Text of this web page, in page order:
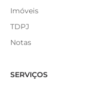
Imóveis
TDPJ
Notas
SERVIÇOS